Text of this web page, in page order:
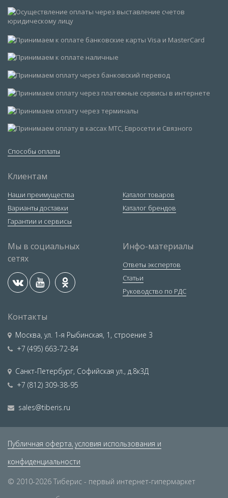
Способы оплаты
Клиентам
Наши преимущества
Варианты доставки
Гарантии и сервисы
Каталог товаров
Каталог брендов
Мы в социальных
сетях
Инфо-материалы
Ответы экспертов
Статьи
Руководство по РДС
Контакты
Москва, ул. 1-я Рыбинская, 1, строение 3
+7 (495) 663-72-84
Санкт-Петербург, Софийская ул., д.8к3Д
+7 (812) 309-38-95
sales@tiberis.ru
Публичная оферта, условия использования и
конфиденциальности
© 2010-2026 Тиберис - первый интернет-гипермаркет